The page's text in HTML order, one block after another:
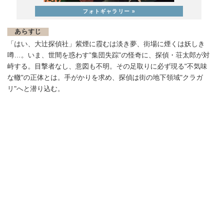
あらすじ
「はい、大辻探偵社」紫煙に霞むは淡き夢、街場に煙くは妖しき
噂…。いま、世間を惑わす”集団失踪”の怪奇に、探偵・荘太郎が対
峙する。目撃者なし、意図も不明。その足取りに必ず現る"不気味
な轍"の正体とは。手がかりを求め、探偵は街の地下領域"クラガ
リ"へと潜り込む。